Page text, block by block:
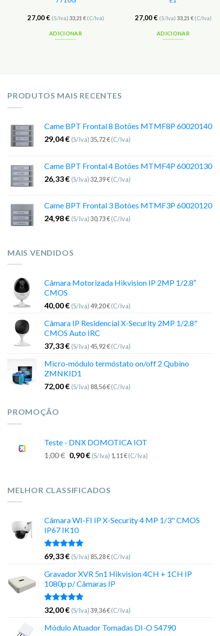
27,00€ (S/Iva) 33,21 €(C/Iva)
ADICIONAR
27,00€ (S/Iva) 33,21 €(C/Iva)
ADICIONAR
PRODUTOS MAIS RECENTES
Came BPT Frontal 8 Botões MTMF8P 60020140
29,04€ (S/Iva)35,72€(C/Iva)
Came BPT Frontal 4 Botões MTMF4P 60020130
26,33€ (S/Iva)32,39€(C/Iva)
Came BPT Frontal 3 Botões MTMF3P 60020120
24,98€ (S/Iva)30,73€(C/Iva)
MAIS VENDIDOS
Câmara Motorizada Hikvision IP 2MP 1/2.8″
CMOS
40,00€ (S/Iva)49,20€(C/Iva)
Câmara IP Residencial X-Security 2MP 1/2.8"
CMOS Auto IRC
37,33€ (S/Iva)45,92€(C/Iva)
Micro-módulo termóstato on/off 2 Qubino
ZMNKID1
72,00€ (S/Iva) 88,56€(C/Iva)
PROMOÇÃO
Teste - DNX DOMOTICA IOT
1,00€ 0,90€ (S/Iva) 1,11€(C/Iva)
MELHOR CLASSIFICADOS
Câmara WI-FI IP X-Security 4 MP 1/3" CMOS
IP67 IK10
Avaliação
5.00
de 5
69,33€ (S/Iva) 85,28€(C/Iva)
Gravador XVR 5n1 Hikvision 4CH + 1CH IP
1080p p/ Câmaras IP
Avaliação
5.00
de 5
32,00€ (S/Iva)39,36€(C/Iva)
Módulo Atuador Tomadas DI-O 54790